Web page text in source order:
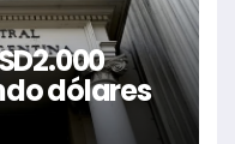
dólares